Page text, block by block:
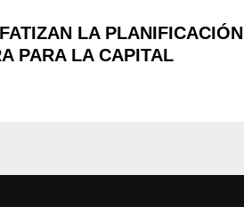
LA
PARA LA CAPITAL